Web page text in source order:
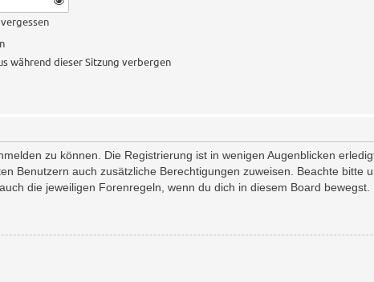
während dieser Sitzung verbergen
zu können. Die Registrierung ist in wenigen Augenblicken
Benutzern auch zusätzliche Berechtigungen zuweisen. Beachte bitte
die jeweiligen Forenregeln, wenn du dich in diesem Board bewegst.